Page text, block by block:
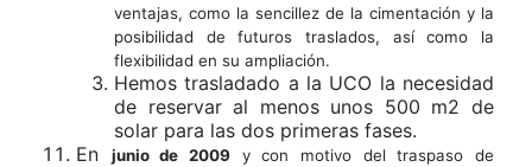
ventajas, como la sencillez de la cimentación y la
posibilidad de futuros traslados, así como la
flexibilidad en su ampliación.
Hemos trasladado a la UCO la necesidad
de reservar al menos unos 500 m2 de
solar para las dos primeras fases.
En
junio de 2009 y con motivo del traspaso de